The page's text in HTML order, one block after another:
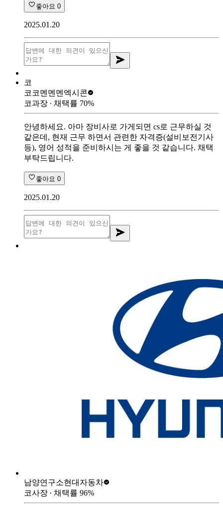
좋아요 0
2025.01.20
코
코코멘멘멘 엑시콘
코과장 ∙ 채택률 70%
안녕하세요. 아마 장비사로 가게되면 cs로 근무하실 것
같은데, 현재 근무 하면서 관련한 자격증(설비보전기사
등), 영어 성적을 준비하시는 게 좋을 것 같습니다. 채택
부탁드립니다.
좋아요 0
2025.01.20
남양연구소현대자동차
코사장 ∙ 채택률 96%